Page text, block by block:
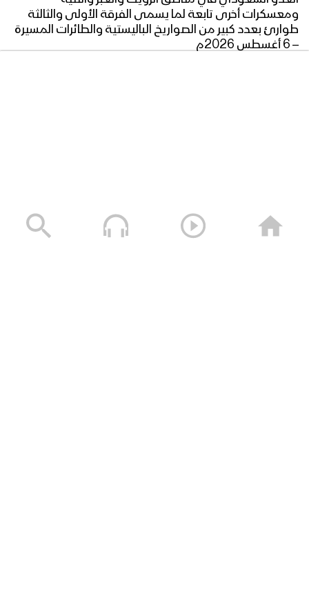
ومعسكرات أخرى تابعة لما يسمى الفرقة الأولى والثالثة
طوارئ بعدد كبير من الصواريخ الباليستية والطائرات المسيرة
– 6 أغسطس 2026م